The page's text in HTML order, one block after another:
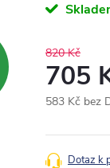
820 Kč
705
583 Kč bez
cena:
Dotaz k